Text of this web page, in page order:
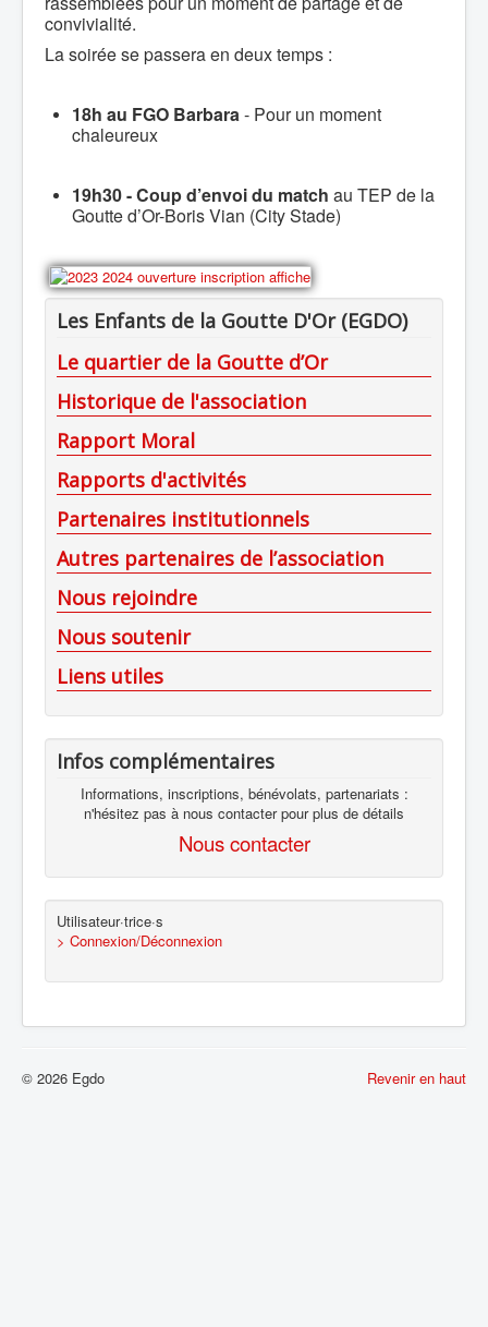
convivialité.
La soirée se passera en deux temps :
18h au FGO Barbara- Pour un moment
chaleureux
19h30 - Coup d’envoi du match au TEP de la
Goutte d’Or-Boris Vian (City Stade)
Les Enfants de la Goutte D'Or (EGDO)
Le quartier de la Goutte d’Or
Historique de l'association
Rapport Moral
Rapports d'activités
Partenaires institutionnels
Autres partenaires de l’association
Nous rejoindre
Nous soutenir
Liens utiles
Infos complémentaires
Informations, inscriptions, bénévolats, partenariats :
n'hésitez pas à nous contacter pour plus de détails
Nous contacter
Utilisateur·trice·s
> Connexion/Déconnexion
Revenir en haut
© 2026 Egdo